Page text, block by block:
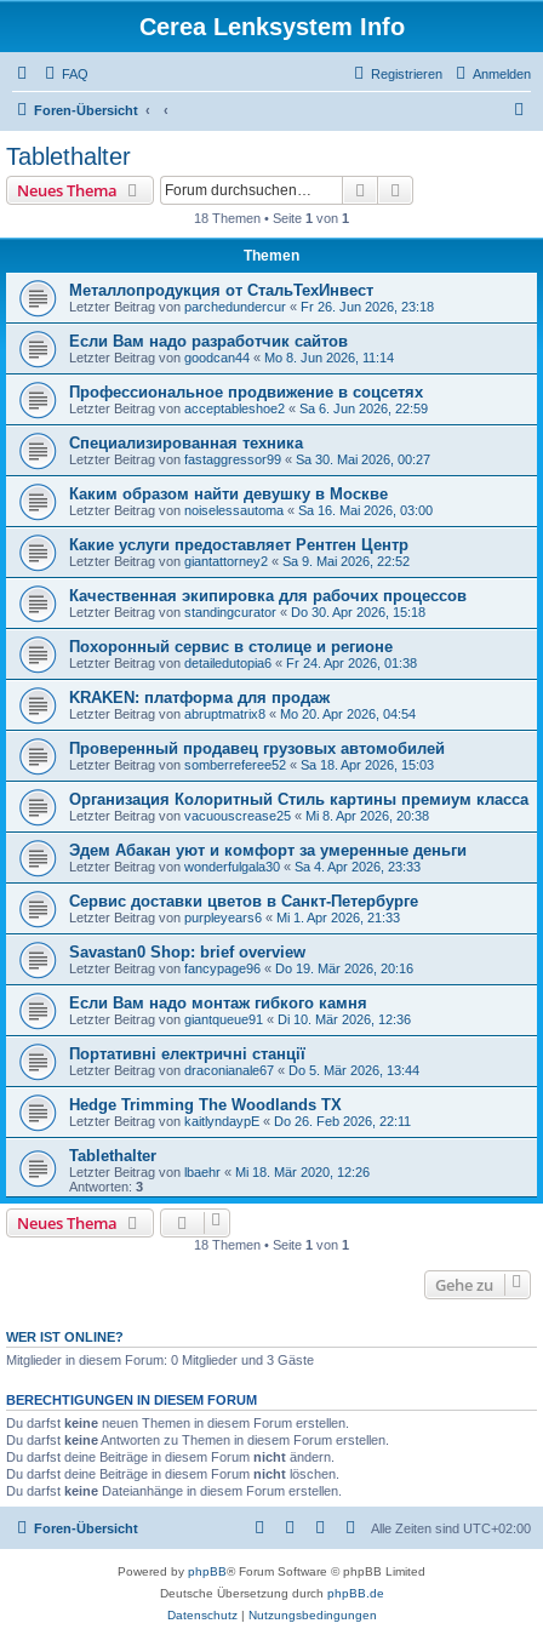
Cerea Lenksystem Info
FAQ Anmelden
Registrieren
Foren-Übersicht
Tablethalter
Neues Thema Suche
18 Themen • Seite 1 von 1
Themen
Металлопродукция от СтальТехИнвест
Letzter Beitrag von parchedundercur « Fr 26. Jun 2026, 23:18
Если Вам надо разработчик сайтов
Letzter Beitrag von goodcan44 « Mo 8. Jun 2026, 11:14
Профессиональное продвижение в соцсетях
Letzter Beitrag von acceptableshoe2 « Sa 6. Jun 2026, 22:59
Специализированная техника
Letzter Beitrag von fastaggressor99 « Sa 30. Mai 2026, 00:27
Каким образом найти девушку в Москве
Letzter Beitrag von noiselessautoma « Sa 16. Mai 2026, 03:00
Какие услуги предоставляет Рентген Центр
Letzter Beitrag von giantattorney2 « Sa 9. Mai 2026, 22:52
Качественная экипировка для рабочих процессов
Letzter Beitrag von standingcurator « Do 30. Apr 2026, 15:18
Похоронный сервис в столице и регионе
Letzter Beitrag von detailedutopia6 « Fr 24. Apr 2026, 01:38
KRAKEN: платформа для продаж
Letzter Beitrag von abruptmatrix8 « Mo 20. Apr 2026, 04:54
Проверенный продавец грузовых автомобилей
Letzter Beitrag von somberreferee52 « Sa 18. Apr 2026, 15:03
Организация Колоритный Стиль картины премиум класса
Letzter Beitrag von vacuouscrease25 « Mi 8. Apr 2026, 20:38
Эдем Абакан уют и комфорт за умеренные деньги
Letzter Beitrag von wonderfulgala30 « Sa 4. Apr 2026, 23:33
Сервис доставки цветов в Санкт-Петербурге
Letzter Beitrag von purpleyears6 « Mi 1. Apr 2026, 21:33
Savastan0 Shop: brief overview
Letzter Beitrag von fancypage96 « Do 19. Mär 2026, 20:16
Если Вам надо монтаж гибкого камня
Letzter Beitrag von giantqueue91 « Di 10. Mär 2026, 12:36
Портативні електричні станції
Letzter Beitrag von draconianale67 « Do 5. Mär 2026, 13:44
Hedge Trimming The Woodlands TX
Letzter Beitrag von kaitlyndaypE « Do 26. Feb 2026, 22:11
Tablethalter
Letzter Beitrag von lbaehr « Mi 18. Mär 2020, 12:26
Antworten: 3
Neues Thema
18 Themen • Seite 1 von 1
Gehe zu
WER IST ONLINE?
Mitglieder in diesem Forum: 0 Mitglieder und 3 Gäste
BERECHTIGUNGEN IN DIESEM FORUM
Du darfst keine neuen Themen in diesem Forum erstellen.
Du darfst keineAntworten zu Themen in diesem Forum erstellen.
Du darfst deine Beiträge in diesem Forum nicht ändern.
Du darfst deine Beiträge in diesem Forum nicht löschen.
Du darfst keine Dateianhänge in diesem Forum erstellen.
Foren-Übersicht Alle Zeiten sind UTC+02:00
Powered by phpBB® Forum Software © phpBB Limited
Deutsche Übersetzung durch phpBB.de
Datenschutz| Nutzungsbedingungen